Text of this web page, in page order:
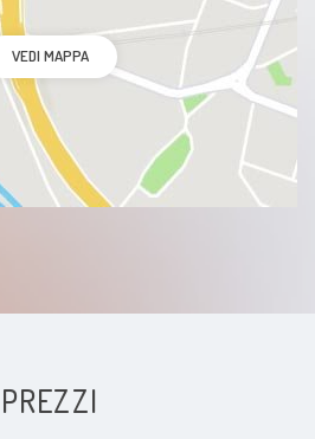
VEDI MAPPA
PREZZI